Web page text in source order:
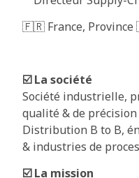
🇫🇷 France,
☑️ La société
Société industrielle,
qualité & de précision
Distribution B to B,
& industries de
☑️ La mission